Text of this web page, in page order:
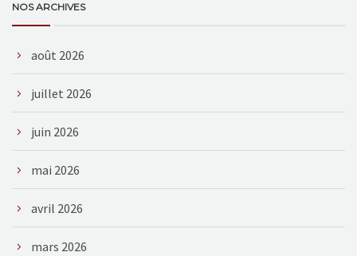
NOS ARCHIVES
août 2026
juillet 2026
juin 2026
mai 2026
avril 2026
mars 2026